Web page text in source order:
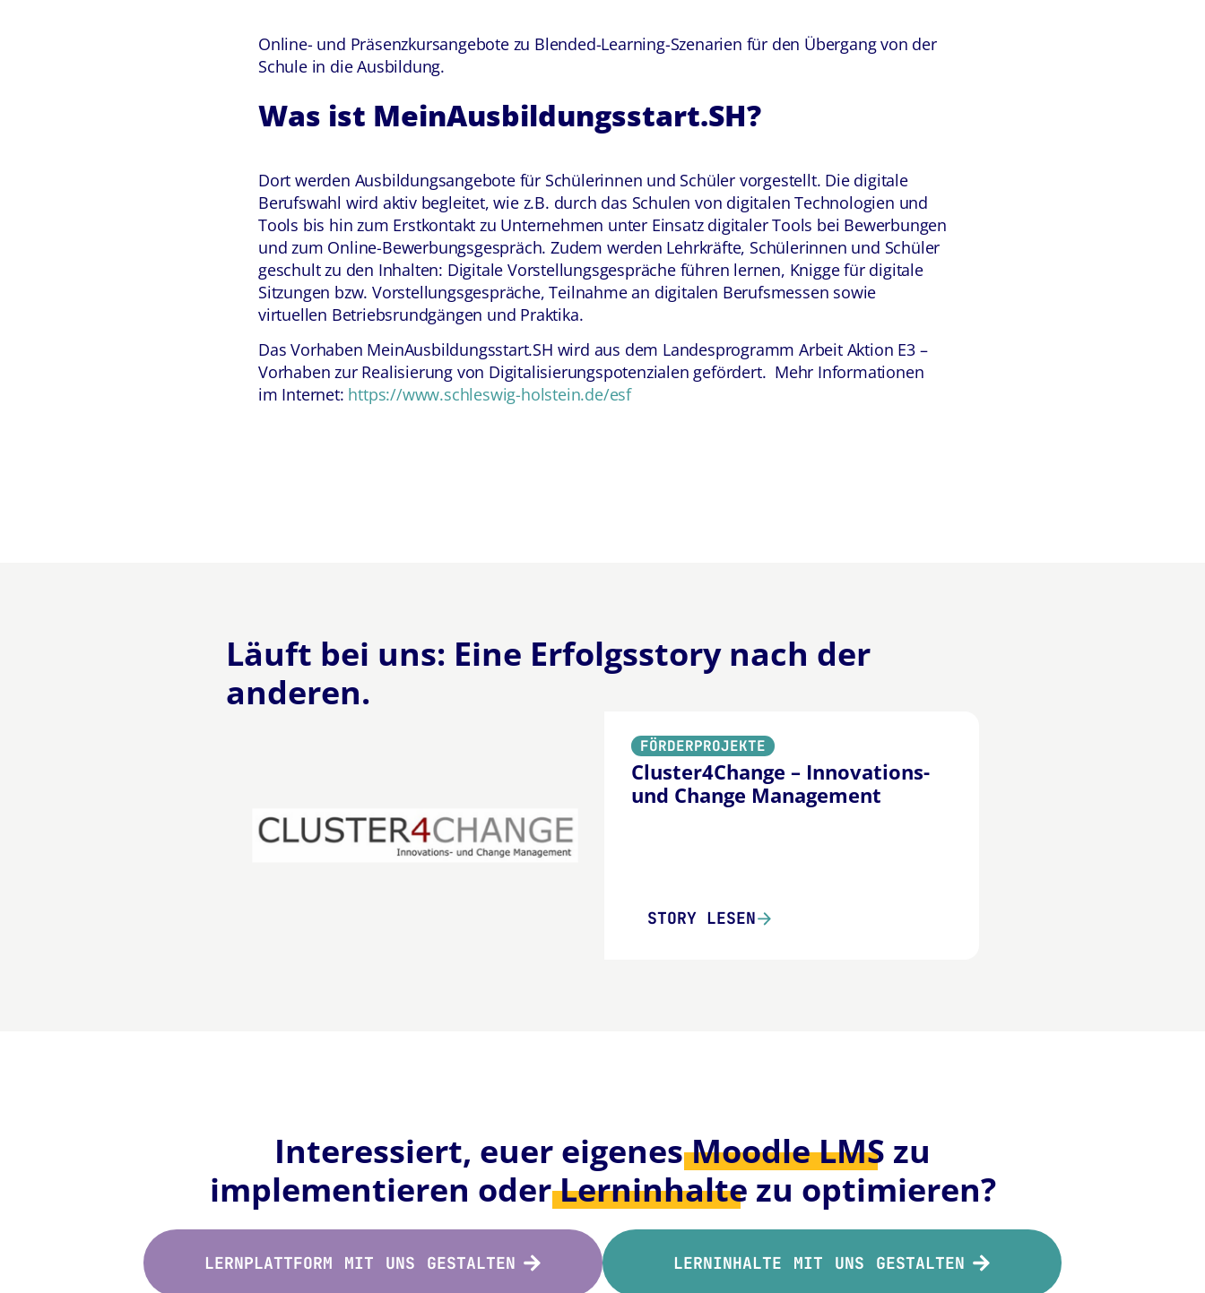
Online- und Präsenzkursangebote zu Blended-Learning-Szenarien für den Übergang von der
Schule in die Ausbildung.
Was ist MeinAusbildungsstart.SH?
Dort werden Ausbildungsangebote für Schülerinnen und Schüler vorgestellt. Die digitale
Berufswahl wird aktiv begleitet, wie z.B. durch das Schulen von digitalen Technologien und
Tools bis hin zum Erstkontakt zu Unternehmen unter Einsatz digitaler Tools bei Bewerbungen
und zum Online-Bewerbungsgespräch. Zudem werden Lehrkräfte, Schülerinnen und Schüler
geschult zu den Inhalten: Digitale Vorstellungsgespräche führen lernen, Knigge für digitale
Sitzungen bzw. Vorstellungsgespräche, Teilnahme an digitalen Berufsmessen sowie
virtuellen Betriebsrundgängen und Praktika.
Das Vorhaben MeinAusbildungsstart.SH wird aus dem Landesprogramm Arbeit Aktion E3 –
Vorhaben zur Realisierung von Digitalisierungspotenzialen gefördert. Mehr Informationen
im Internet: https://www.schleswig-holstein.de/esf
Läuft bei uns: Eine Erfolgsstorynach der
anderen.
FÖRDERPROJEKTE
Cluster4Change – Innovations-
und Change Management
STORY LESEN
Interessiert, euer eigenesMoodle LMS zu
implementieren oderLerninhalte zu optimieren?
LERNPLATTFORM MIT UNS GESTALTEN LERNINHALTE MIT UNS GESTALTEN